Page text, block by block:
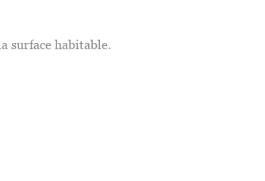
surface habitable.